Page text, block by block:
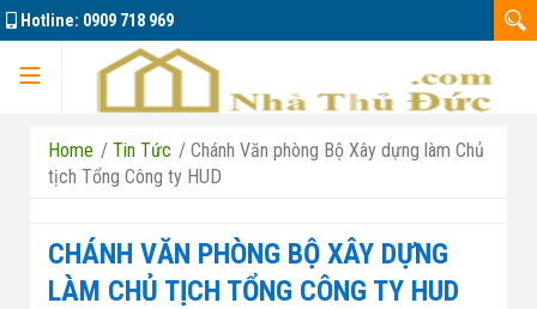
Hotline: 0909 718 969
Trang chủ
Dự án
Home / Tin Tức / Chánh Văn phòng Bộ Xây dựng làm Chủ
tịch Tổng Công ty HUD
CHÁNH VĂN PHÒNG BỘ XÂY DỰNG
LÀM CHỦ TỊCH TỔNG CÔNG TY HUD